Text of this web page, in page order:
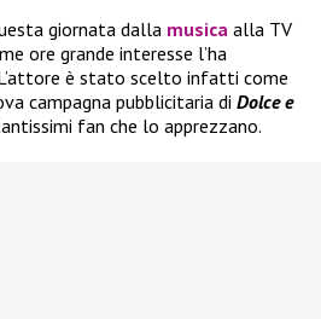
giornata dalla musica alla TV
ore grande interesse l’ha
è stato scelto infatti come
campagna pubblicitaria di Dolce e
fan che lo apprezzano.